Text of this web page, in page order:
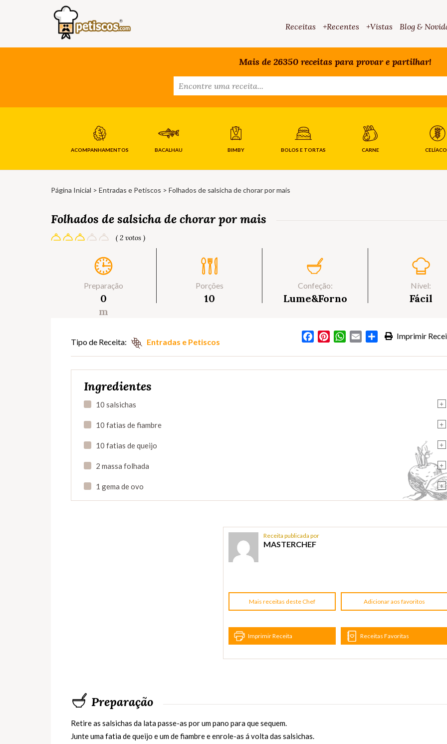
Receitas +Recentes +Vistas Blog &
Mais de 26350 receitas para provar e partilhar!
ACOMPANHAMENTOS BACALHAU BIMBY BOLOS E TORTAS CARNE
Página Inicial > Entradas e Petiscos > Folhados de salsicha de chorar por mais
Folhados de salsicha de chorar por mais
( 2 votos )
Preparação
0
m
Porções
10
Confeção:
Lume&Forno
Nível:
Fácil
Imprimir
FacebookPinterestWhatsApp
Email Partilhar
Tipo de Receita: Entradas e Petiscos
Ingredientes
+
10 salsichas
+
10 fatias de fiambre
+
10 fatias de queijo
+
2 massa folhada
+
1 gema de ovo
Receita publicada por
MASTERCHEF
Mais receitas deste Chef Adicionar aos favoritos
Imprimir Receita Receitas Favoritas
Preparação
Retire as salsichas da lata passe-as por um pano para que sequem.
Junte uma fatia de queijo e um de fiambre e enrole-as á volta das salsichas.